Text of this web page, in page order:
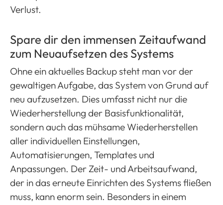
Verlust.
Spare dir den immensen Zeitaufwand
zum Neuaufsetzen des Systems
Ohne ein aktuelles Backup steht man vor der
gewaltigen Aufgabe, das System von Grund auf
neu aufzusetzen. Dies umfasst nicht nur die
Wiederherstellung der Basisfunktionalität,
sondern auch das mühsame Wiederherstellen
aller individuellen Einstellungen,
Automatisierungen, Templates und
Anpassungen. Der Zeit- und Arbeitsaufwand,
der in das erneute Einrichten des Systems fließen
muss, kann enorm sein. Besonders in einem